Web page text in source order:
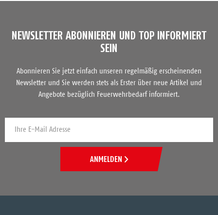
NEWSLETTER ABONNIEREN UND TOP INFORMIERT
SEIN
Abonnieren Sie jetzt einfach unseren regelmäßig erscheinenden
Newsletter und Sie werden stets als Erster über neue Artikel und
Angebote bezüglich Feuerwehrbedarf informiert.
ANMELDEN